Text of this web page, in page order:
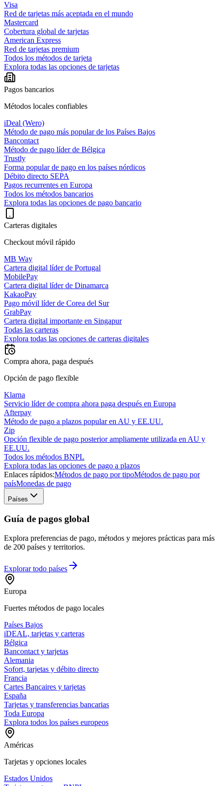
Visa
Red de tarjetas más aceptada en el mundo
Mastercard
Cobertura global de tarjetas
American Express
Red de tarjetas premium
Todos los métodos de tarjeta
Explora todas las opciones de tarjetas
Pagos bancarios
Métodos locales confiables
iDeal (Wero)
Método de pago más popular de los Países Bajos
Bancontact
Método de pago líder de Bélgica
Trustly
Forma popular de pago en los países nórdicos
Débito directo SEPA
Pagos recurrentes en Europa
Todos los métodos bancarios
Explora todas las opciones de pago bancario
Carteras digitales
Checkout móvil rápido
MB Way
Cartera digital líder de Portugal
MobilePay
Cartera digital líder de Dinamarca
KakaoPay
Pago móvil líder de Corea del Sur
GrabPay
Cartera digital importante en Singapur
Todas las carteras
Explora todas las opciones de carteras digitales
Compra ahora, paga después
Opción de pago flexible
Klarna
Servicio líder de compra ahora paga después en Europa
Afterpay
Método de pago a plazos popular en AU y EE.UU.
Zip
Opción flexible de pago posterior ampliamente utilizada en AU y
EE.UU.
Todos los métodos BNPL
Explora todas las opciones de pago a plazos
Enlaces rápidos:Métodos de pago por tipoMétodos de pago por
paísMonedas de pago
Países
Guía de pagos global
Explora preferencias de pago, métodos y mejores prácticas para más
de 200 países y territorios.
Explorar todo países
Europa
Fuertes métodos de pago locales
Países Bajos
iDEAL, tarjetas y carteras
Bélgica
Bancontact y tarjetas
Alemania
Sofort, tarjetas y débito directo
Francia
Cartes Bancaires y tarjetas
España
Tarjetas y transferencias bancarias
Toda Europa
Explora todos los países europeos
Américas
Tarjetas y opciones locales
Estados Unidos